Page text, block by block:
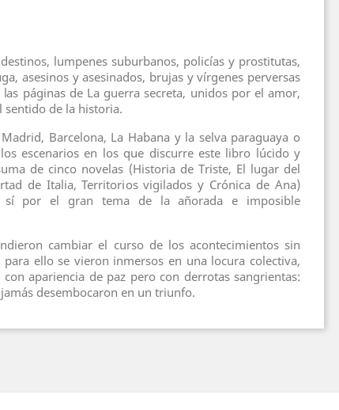
lumpenes suburbanos, policías y prostitutas,
asesinos y asesinados, brujas y vírgenes perversas
las páginas de La guerra secreta, unidos por el amor,
sentido de la historia.
Barcelona, La Habana y la selva paraguaya o
escenarios en los que discurre este libro lúcido y
de cinco novelas (Historia de Triste, El lugar del
de Italia, Territorios vigilados y Crónica de Ana)
sí por el gran tema de la añorada e imposible
cambiar el curso de los acontecimientos sin
ello se vieron inmersos en una locura colectiva,
apariencia de paz pero con derrotas sangrientas:
desembocaron en un triunfo.